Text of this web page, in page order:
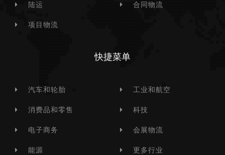
陆运
项目物流
合同物流
快捷菜单
汽车和轮胎
消费品和零售
电子商务
能源
工业和航空
科技
会展物流
更多行业